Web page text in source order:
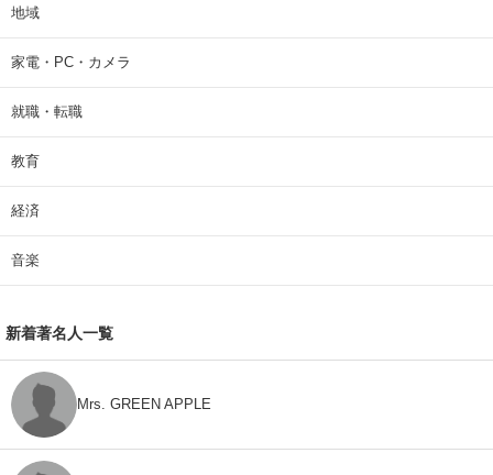
地域
家電・PC・カメラ
就職・転職
教育
経済
音楽
新着著名人一覧
Mrs. GREEN APPLE